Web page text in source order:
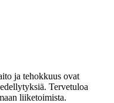
ja tehokkuus ovat
Tervetuloa
liiketoimista.